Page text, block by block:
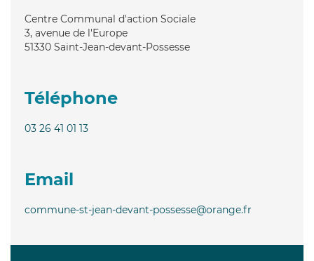
Centre Communal d'action Sociale
3, avenue de l'Europe
51330 Saint-Jean-devant-Possesse
Téléphone
03 26 41 01 13
Email
commune-st-jean-devant-possesse@orange.fr